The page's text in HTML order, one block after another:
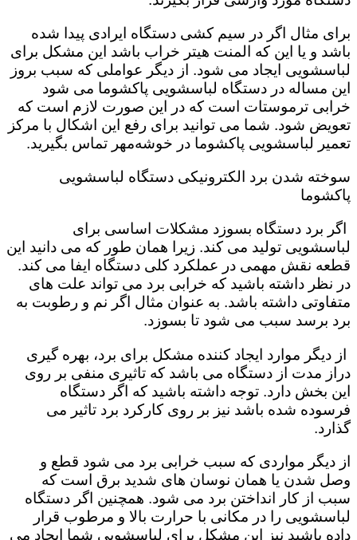
برای مثال اگر در سیم کشی دستگاه ایرادی پیدا شده
باشد و یا این که المنت هیتر خراب باشد این مشکل برای
لباسشویی ایجاد می شود. از دیگر عواملی که سبب بروز
این مساله در دستگاه لباسشویی پاکشوما می شود
خرابی ترموستات است که در این صورت لازم است که
تعویض شود. شما می توانید برای رفع این اشکال با مرکز
تعمیر لباسشویی پاکشوما در خوشه‌مهر تماس بگیرید.
سوخته شدن برد الکترونیکی دستگاه لباسشویی
پاکشوما
اگر برد دستگاه بسوزد مشکلات اساسی برای
لباسشویی تولید می کند. زیرا همان طور که می دانید این
قطعه نقش مهمی در عملکرد کلی دستگاه ایفا می کند.
در نظر داشته باشید که خرابی برد می تواند علت های
متفاوتی داشته باشد. به عنوان مثال اگر نم و رطوبت به
برد برسد سبب می شود تا بسوزد.
از دیگر موارد ایجاد کننده مشکل برای برد، بهره گیری
دراز مدت از دستگاه می باشد که تاثیری منفی بر روی
این بخش دارد. توجه داشته باشید که اگر دستگاه
فرسوده شده باشد نیز بر روی کارکرد برد تاثیر می
گذارد.
از دیگر مواردی که سبب خرابی برد می شود قطع و
وصل شدن یا همان نوسان های شدید برق است که
سبب از کار انداختن برد می شود. همچنین اگر دستگاه
لباسشویی را در مکانی با حرارت بالا و مرطوب قرار
داده باشید نیز این مشکل برای لباسشویی شما ایجاد می